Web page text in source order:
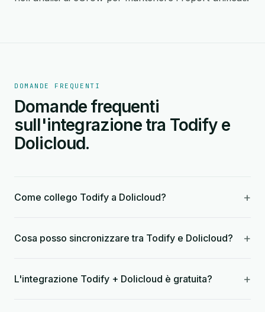
DOMANDE FREQUENTI
Domande frequenti
sull'integrazione tra Todify e
Dolicloud.
Come collego Todify a Dolicloud? +
Cosa posso sincronizzare tra Todify e Dolicloud? +
L'integrazione Todify + Dolicloud è gratuita? +